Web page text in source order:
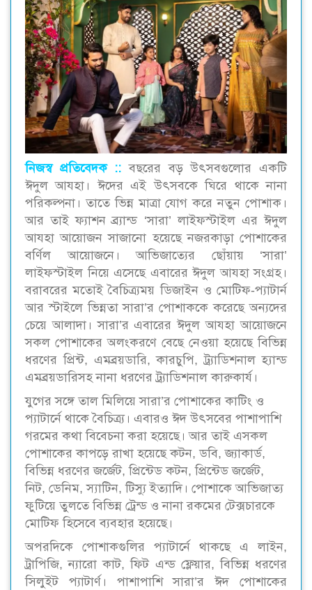
নিজস্ব প্রতিবেদক ::‌বছরের বড় উৎসবগুলোর একটি
ঈদুল আযহা। ঈদের এই উৎসবকে ঘিরে থাকে নানা
পরিকল্পনা। তাতে ভিন্ন মাত্রা যোগ করে নতুন পোশাক।
আর তাই ফ্যাশন ব্র্যান্ড ‘সারা’ লাইফস্টাইল এর ঈদুল
আযহা আয়োজন সাজানো হয়েছে নজরকাড়া পোশাকের
বর্ণিল আয়োজনে। আভিজাত্যের ছোঁয়ায় ‘সারা’
লাইফস্টাইল নিয়ে এসেছে এবারের ঈদুল আযহা সংগ্রহ।
বরাবরের মতোই বৈচিত্র্যময় ডিজাইন ও মোটিফ-প্যাটার্ন
আর স্টাইলে ভিন্নতা সারা’র পোশাককে করেছে অন্যদের
চেয়ে আলাদা। সারা’র এবারের ঈদুল আযহা আয়োজনে
সকল পোশাকের অলংকরণে বেছে নেওয়া হয়েছে বিভিন্ন
ধরণের প্রিন্ট, এমব্রয়ডারি, কারচুপি, ট্র্যাডিশনাল হ্যান্ড
এমব্রয়ডারিসহ নানা ধরণের ট্র্যাডিশনাল কারুকার্য।
যুগের সঙ্গে তাল মিলিয়ে সারা’র পোশাকের কাটিং ও
প্যাটার্নে থাকে বৈচিত্র্য। এবারও ঈদ উৎসবের পাশাপাশি
গরমের কথা বিবেচনা করা হয়েছে। আর তাই এসকল
পোশাকের কাপড়ে রাখা হয়েছে কটন, ডবি, জ্যাকার্ড,
বিভিন্ন ধরণের জর্জেট, প্রিন্টেড কটন, প্রিন্টেড জর্জেট,
নিট, ডেনিম, স্যাটিন, টিস্যু ইত্যাদি। পোশাকে আভিজাত্য
ফুটিয়ে তুলতে বিভিন্ন ট্রেন্ড ও নানা রকমের টেক্সচারকে
মোটিফ হিসেবে ব্যবহার হয়েছে।
অপরদিকে পোশাকগুলির প্যাটার্নে থাকছে এ লাইন,
ট্রাপিজি, ন্যারো কাট, ফিট এন্ড ফ্লেয়ার, বিভিন্ন ধরণের
সিলুইট প্যাটার্ণ। পাশাপাশি সারা’র ঈদ পোশাকের